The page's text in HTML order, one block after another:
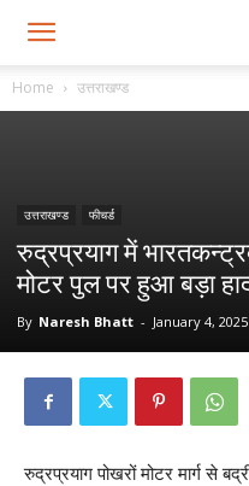
Home उत्तराखण्ड
उत्तराखण्ड फीचर्ड
रुद्रप्रयाग में
मोटर पुल पर हुआ बड़ा
By Naresh Bhatt - January 4, 2025
रुद्रप्रयाग पोखरों मोटर मार्ग से